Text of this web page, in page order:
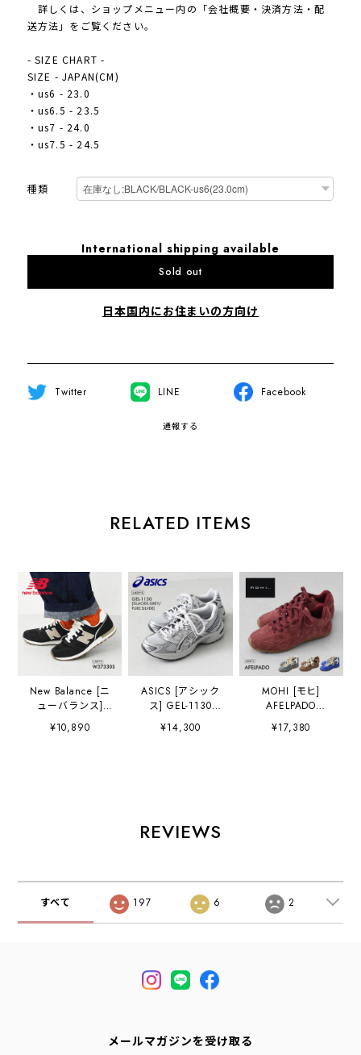
詳しくは、ショップメニュー内の「会社概要・決済方法・配
送方法」をご覧ください。
- SIZE CHART -
SIZE - JAPAN(CM)
・us6 - 23.0
・us6.5 - 23.5
・us7 - 24.0
・us7.5 - 24.5
種類
International shipping available
Sold out
日本国内にお住まいの方向け
Twitter LINE Facebook
通報する
RELATED ITEMS
New Balance [ニ
ューバランス]
W37330S
[W37330S] レデ
[2026AW]
¥10,890
ASICS [アシック
ス] GEL-1130
GLACIER.GREY/P
URE.SILVER
ス・MEN'S /
LADY'S
¥14,300
MOHI [モヒ]
AFELPADO
[AB713-11-AF] ス
ニーカー・カラフ
¥17,380
REVIEWS
すべて 197 6 2
メールマガジンを受け取る